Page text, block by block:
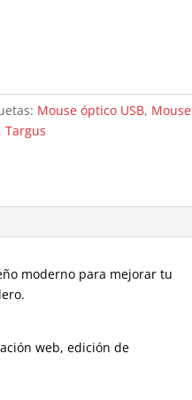
Mouse óptico USB, Mouse
, Targus
moderno para mejorar tu
web, edición de